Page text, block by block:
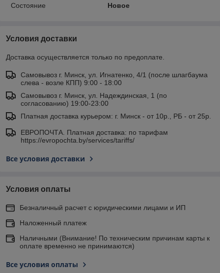
Состояние
Новое
Условия доставки
Доставка осуществляется только по предоплате.
Самовывоз г. Минск, ул. Игнатенко, 4/1 (после шлагбаума
слева - возле КПП) 9:00 - 18:00
Самовывоз г. Минск, ул. Надеждинская, 1 (по
согласованию) 19:00-23:00
Платная доставка курьером: г. Минск - от 10р., РБ - от 25р.
ЕВРОПОЧТА. Платная доставка: по тарифам
https://evropochta.by/services/tariffs/
Все условия доставки
Условия оплаты
Безналичный расчет с юридическими лицами и ИП
Наложенный платеж
Наличными (Внимание! По техническим причинам карты к
оплате временно не принимаются)
Все условия оплаты